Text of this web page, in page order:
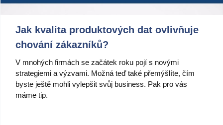
Jak kvalita produktových dat ovlivňuje
chování zákazníků?
V mnohých firmách se začátek roku pojí s novými
strategiemi a výzvami. Možná teď také přemýšlíte, čím
byste ještě mohli vylepšit svůj business. Pak pro vás
máme tip.